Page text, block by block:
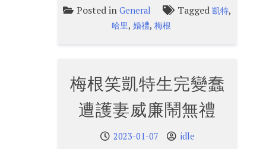
Posted inGeneral Tagged凱特,
哈里,婚禮,梅根
梅根笑凱特生完變蠢
遭護妻威廉鬧無禮
2023-01-07 idle